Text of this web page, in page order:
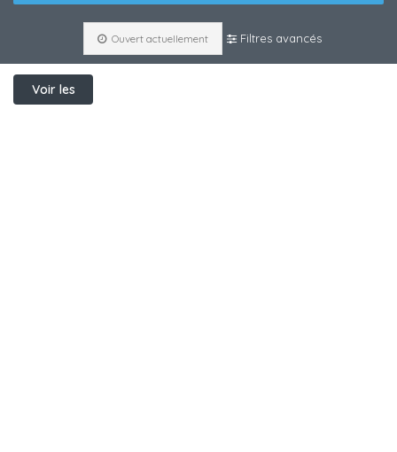
Ouvert actuellement Filtres avancés
Voir les